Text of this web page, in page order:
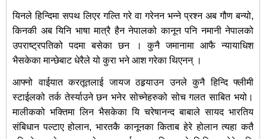
यिनले हिन्दिमा सपथ लिएर गल्ति गरे वा गरेनन भन्ने प्रश्न अब गौण बन्यो,
किनकी अब यिनि भाषा मात्रै हैन नेपालको कानून पनि नमानी नेपालको
उपराष्ट्रपतिको पदमा बसेका छन । कुनै जमानामा आफै न्यायाधिश
भैसकेका मान्छेबाट धेरैले यो कुरा भने आश गरेका थिएनन् ।
आफ्नो वाईयात करतूतलाई जायज ठहर्‍याउन उनले कुनै हिन्दि फ्लीमी
स्टाईलको तर्क तेर्स्याउने छन भनेर सोच्नेहरुको सोच गलत साबित भयो।
मालीकको भक्तिमा लिन भैसकेका यि चरेषानन्द बाबाले सायद भारतिय
संबिधान पल्टाए होलान, भारतकै कानूनका किताब हेरे होलान त्यहा कतै